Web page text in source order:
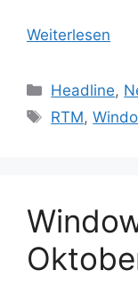
Weiterlesen
Kategorien
Headline,
RTM,